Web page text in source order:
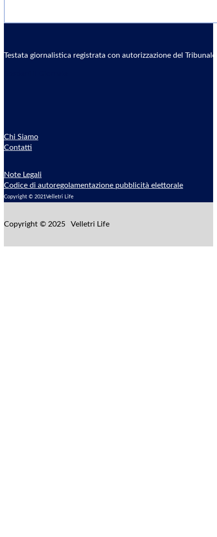
Testata giornalistica registrata con autorizzazione del
Chi Siamo
Contatti
Note Legali
Codice di autoregolamentazione pubblicità elettorale
Copyright © 2021Velletri Life
Copyright © 2025 Velletri Life